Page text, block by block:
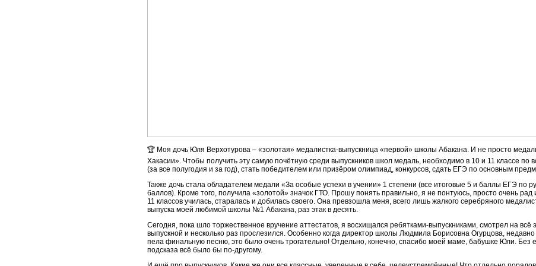
🏆 Моя дочь Юля Верхотурова – «золотая» медалистка-выпускница «первой» школы Абакана. И не просто
Хакасии». Чтобы получить эту самую почётную среди выпускников школ медаль, необходимо в 10 и 11 классе по
(за все полугодия и за год), стать победителем или призёром олимпиад, конкурсов, сдать ЕГЭ по основным
Также дочь стала обладателем медали «За особые успехи в учении» 1 степени (все итоговые 5 и баллы ЕГЭ по
баллов). Кроме того, получила «золотой» значок ГТО. Прошу понять правильно, я не понтуюсь, просто очень рад
11 классов училась, старалась и добилась своего. Она превзошла меня, всего лишь жалкого серебряного
выпуска моей любимой школы №1 Абакана, раз этак в десять.
Сегодня, пока шло торжественное вручение аттестатов, я восхищался ребятками-выпускниками, смотрел на всё
выпускной и несколько раз прослезился. Особенно когда директор школы Людмила Борисовна Огурцова,
пела финальную песню, это было очень трогательно! Отдельно, конечно, спасибо моей маме, бабушке Юли. Без её
подсказа всё было бы по-другому.